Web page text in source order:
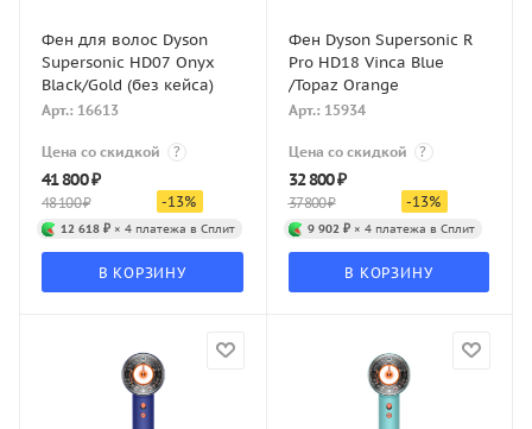
Фен для волос Dyson
Supersonic HD07 Onyx
Black/Gold (без кейса)
Арт.: 16613
Цена со скидкой ?
41 800₽
48 100₽ -13%
12 618 ₽ × 4 платежа в Сплит
В КОРЗИНУ
Фен Dyson Supersonic R
Pro HD18 Vinca Blue
/Topaz Orange
Арт.: 15934
Цена со скидкой ?
32 800₽
37 800₽ -13%
9 902 ₽× 4 платежа в Сплит
В КОРЗИНУ